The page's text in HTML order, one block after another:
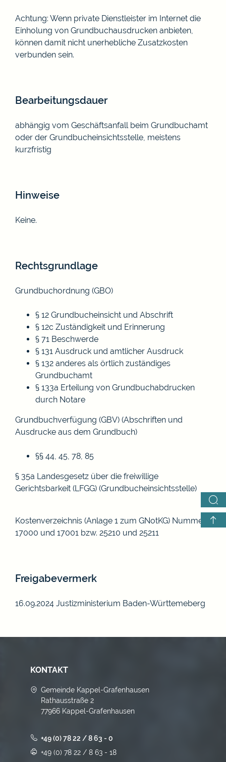
Achtung: Wenn private Dienstleister im Internet die
Einholung von Grundbuchausdrucken anbieten,
können damit nicht unerhebliche Zusatzkosten
verbunden sein.
Bearbeitungsdauer
abhängig vom Geschäftsanfall beim Grundbuchamt
oder der Grundbucheinsichtsstelle, meistens
kurzfristig
Hinweise
Keine.
Rechtsgrundlage
Grundbuchordnung (GBO)
§ 12 Grundbucheinsicht und Abschrift
§ 12c Zuständigkeit und Erinnerung
§ 71 Beschwerde
§ 131 Ausdruck und amtlicher Ausdruck
§ 132 anderes als örtlich zuständiges
Grundbuchamt
§ 133a Erteilung von Grundbuchabdrucken
durch Notare
Grundbuchverfügung (GBV) (Abschriften und
Ausdrucke aus dem Grundbuch)
§§ 44, 45, 78, 85
§ 35a Landesgesetz über die freiwillige
Gerichtsbarkeit (LFGG) (Grundbucheinsichtsstelle)
Kostenverzeichnis (Anlage 1 zum GNotKG) Nummern
17000 und 17001 bzw. 25210 und 25211
Freigabevermerk
16.09.2024 Justizministerium Baden-Württemeberg
KONTAKT
Gemeinde Kappel-Grafenhausen
Rathausstraße 2
77966 Kappel-Grafenhausen
+49 (0) 78 22 / 8 63 - 0
+49 (0) 78 22 / 8 63 - 18